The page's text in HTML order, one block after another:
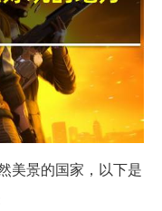
美景的国家，以下是